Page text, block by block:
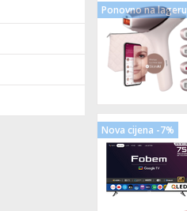
Ponovno na lageru
Nova cijena -7%